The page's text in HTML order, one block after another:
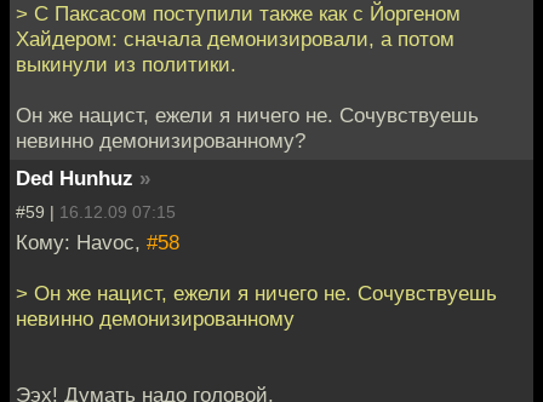
> С Паксасом поступили также как с Йоргеном
Хайдером: сначала демонизировали, а потом
выкинули из политики.
Он же нацист, ежели я ничего не. Сочувствуешь
невинно демонизированному?
Ded Hunhuz »
#59 | 16.12.09 07:15
Кому: Havoc, #58
> Он же нацист, ежели я ничего не. Сочувствуешь
невинно демонизированному
Ээх! Думать надо головой.